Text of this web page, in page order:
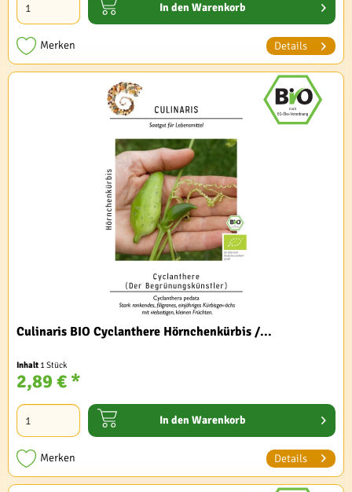
In den Warenkorb
Merken Details
Culinaris BIO Cyclanthere Hörnchenkürbis /...
Inhalt 1 Stück
2,89 € *
In den Warenkorb
Merken Details